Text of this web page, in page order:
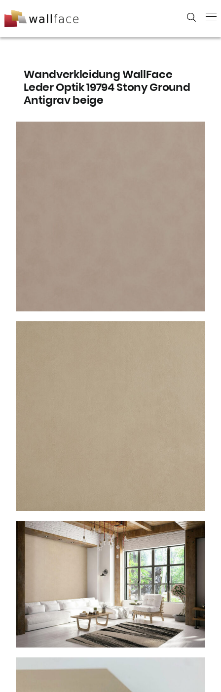
to
Wandverkleidung WallFace
Leder Optik 19794 Stony Ground
Antigrav beige